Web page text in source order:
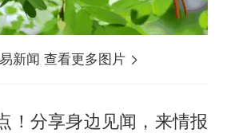
新闻 查看更多图片
！分享身边见闻，来情报